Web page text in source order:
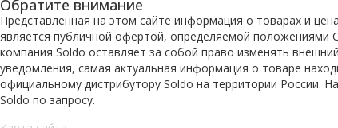
Обратите внимание
Представленная на этом сайте информация о товарах и
является публичной офертой, определяемой положениями
компания Soldo оставляет за собой право изменять
уведомления, самая актуальная информация о товаре
официальному дистрибутору Soldo на территории России.
Soldo по запросу.